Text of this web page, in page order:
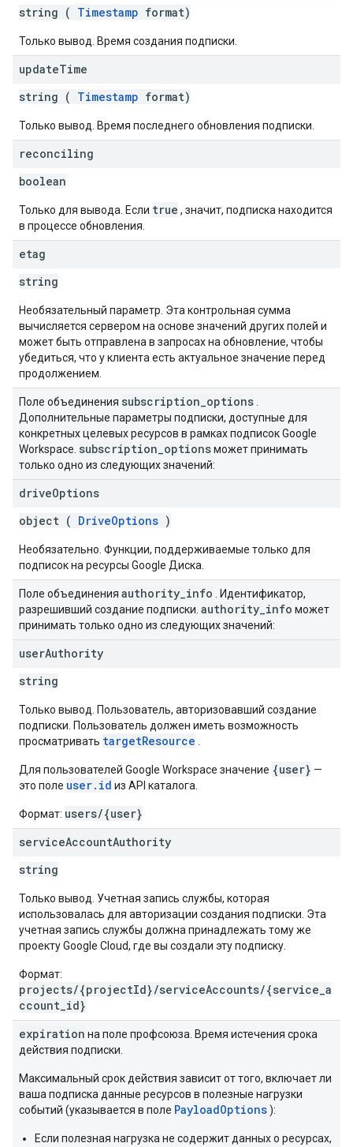
string ( Timestamp format)
Только вывод. Время создания подписки.
updateTime
string ( Timestamp format)
Только вывод. Время последнего обновления подписки.
reconciling
boolean
Только для вывода. Если true , значит, подписка находится
в процессе обновления.
etag
string
Необязательный параметр. Эта контрольная сумма
вычисляется сервером на основе значений других полей и
может быть отправлена ​​в запросах на обновление, чтобы
убедиться, что у клиента есть актуальное значение перед
продолжением.
Поле объединения subscription options
Дополнительные параметры подписки, доступные для
конкретных целевых ресурсов в рамках подписок Google
Workspace. subscription optionsможет принимать
только одно из следующих значений:
driveOptions
object ( DriveOptions )
Необязательно. Функции, поддерживаемые только для
подписок на ресурсы Google Диска.
Поле объединения authority info . Идентификатор,
разрешивший создание подписки. authority info может
принимать только одно из следующих значений:
userAuthority
string
Только вывод. Пользователь, авторизовавший создание
подписки. Пользователь должен иметь возможность
просматривать targetResource
Для пользователей Google Workspace значение {user} —
это поле user.id из API каталога.
Формат: users/{user}
serviceAccountAuthority
string
Только вывод. Учетная запись службы, которая
использовалась для авторизации создания подписки. Эта
учетная запись службы должна принадлежать тому же
проекту Google Cloud, где вы создали эту подписку.
Формат:
projects/{projectId}/serviceAccounts/{service_a
ccount_id}
expiration на поле профсоюза. Время истечения срока
действия подписки.
Максимальный срок действия зависит от того, включает ли
ваша подписка данные ресурсов в полезные нагрузки
событий (указывается в поле PayloadOptions):
Если полезная нагрузка не содержит данных о ресурсах,